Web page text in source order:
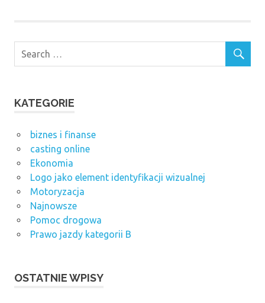
KATEGORIE
biznes i finanse
casting online
Ekonomia
Logo jako element identyfikacji wizualnej
Motoryzacja
Najnowsze
Pomoc drogowa
Prawo jazdy kategorii B
OSTATNIE WPISY